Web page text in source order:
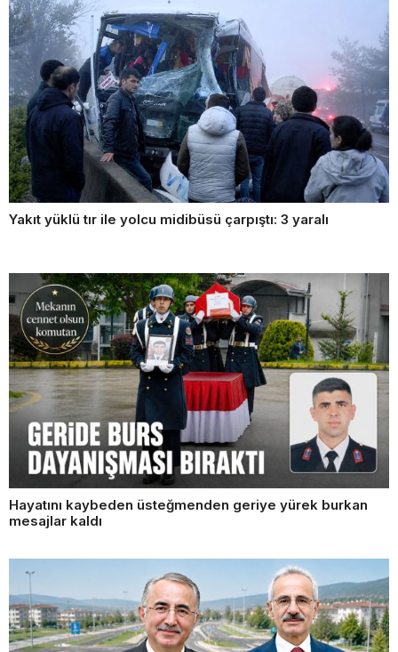
Yakıt yüklü tır ile yolcu midibüsü çarpıştı: 3 yaralı
Hayatını kaybeden üsteğmenden geriye yürek burkan
mesajlar kaldı